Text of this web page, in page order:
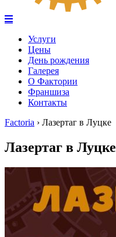
Услуги
Цены
День рождения
Галерея
О Фактории
Франшиза
Контакты
Factoria › Лазертаг в Луцке
Лазертаг в Луцке